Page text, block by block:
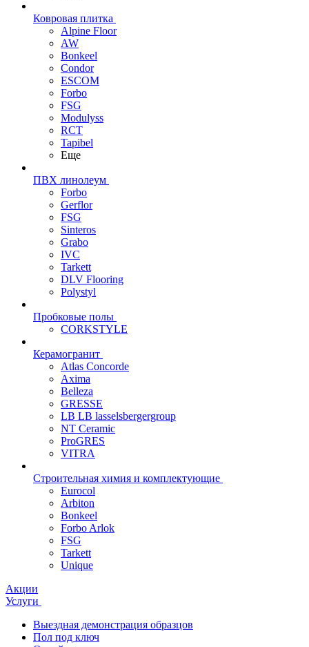
Ковровая плитка
Alpine Floor
AW
Bonkeel
Condor
ESCOM
Forbo
FSG
Modulyss
RCT
Tapibel
Еще
ПВХ линолеум
Forbo
Gerflor
FSG
Sinteros
Grabo
IVC
Tarkett
DLV Flooring
Polystyl
Пробковые полы
CORKSTYLE
Керамогранит
Atlas Concorde
Axima
Belleza
GRESSE
LB LB lasselsbergergroup
NT Ceramic
ProGRES
VITRA
Строительная химия и комплектующие
Eurocol
Arbiton
Bonkeel
Forbo Arlok
FSG
Tarkett
Unique
Акции
Услуги
Выездная демонстрация образцов
Пол под ключ